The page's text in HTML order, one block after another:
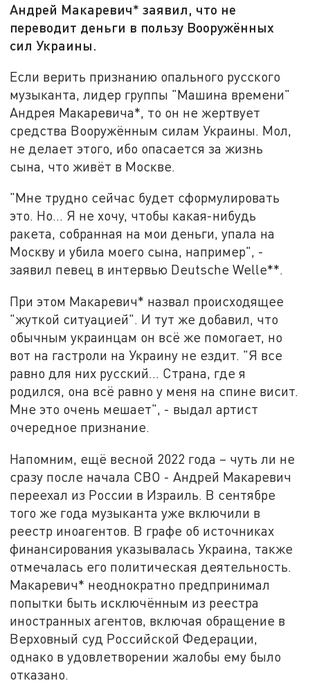
Андрей Макаревич* заявил, что не
переводит деньги в пользу Вооружённых
сил Украины.
Если верить признанию опального русского
музыканта, лидер группы "Машина времени"
Андрея Макаревича*, то он не жертвует
средства Вооружённым силам Украины. Мол,
не делает этого, ибо опасается за жизнь
сына, что живёт в Москве.
"Мне трудно сейчас будет сформулировать
это. Но... Я не хочу, чтобы какая-нибудь
ракета, собранная на мои деньги, упала на
Москву и убила моего сына, например", -
заявил певец в интервью Deutsche Welle**.
При этом Макаревич* назвал происходящее
"жуткой ситуацией". И тут же добавил, что
обычным украинцам он всё же помогает, но
вот на гастроли на Украину не ездит. "Я все
равно для них русский... Страна, где я
родился, она всё равно у меня на спине висит.
Мне это очень мешает", - выдал артист
очередное признание.
Напомним, ещё весной 2022 года – чуть ли не
сразу после начала СВО - Андрей Макаревич
переехал из России в Израиль. В сентябре
того же года музыканта уже включили в
реестр иноагентов. В графе об источниках
финансирования указывалась Украина, также
отмечалась его политическая деятельность.
Макаревич* неоднократно предпринимал
попытки быть исключённым из реестра
иностранных агентов, включая обращение в
Верховный суд Российской Федерации,
однако в удовлетворении жалобы ему было
отказано.